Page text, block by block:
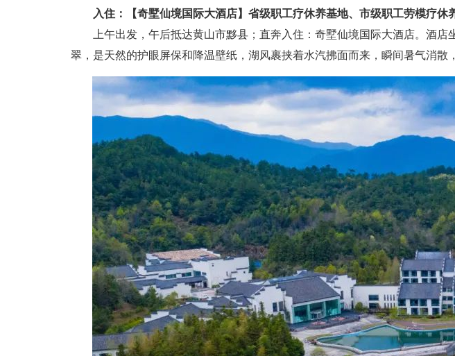
入住：【奇墅仙境国际大酒店】省级职工疗休养基地、市级职工劳模疗休
上午出发，午后抵达黄山市黟县；直奔入住：奇墅仙境国际大酒店。酒店
翠，是天然的护眼屏保和降温壁纸，湖风裹挟着水汽拂面而来，瞬间暑气消散